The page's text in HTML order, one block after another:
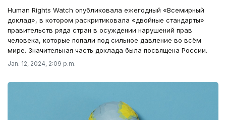
Human Rights Watch опубликовала ежегодный «Всемирный
доклад», в котором раскритиковала «двойные стандарты»
правительств ряда стран в осуждении нарушений прав
человека, которые попали под сильное давление во всём
мире. Значительная часть доклада была посвящена России.
Jan. 12, 2024, 2:09 p.m.